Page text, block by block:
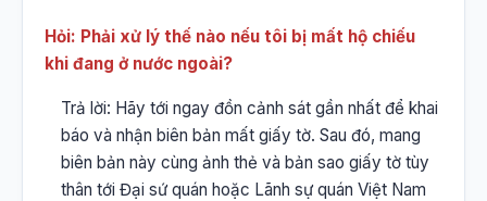
Hỏi: Phải xử lý thế nào nếu tôi bị mất hộ chiếu
khi đang ở nước ngoài?
Trả lời: Hãy tới ngay đồn cảnh sát gần nhất để khai
báo và nhận biên bản mất giấy tờ. Sau đó, mang
biên bản này cùng ảnh thẻ và bản sao giấy tờ tùy
thân tới Đại sứ quán hoặc Lãnh sự quán Việt Nam